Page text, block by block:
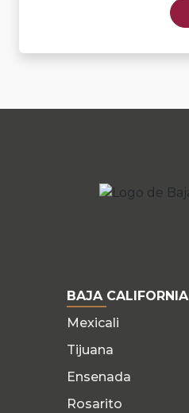
BAJA CALIFORNIA
Mexicali
Tijuana
Ensenada
Rosarito